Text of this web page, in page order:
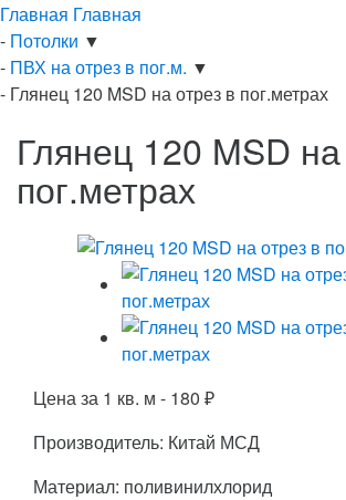
Главная Главная
- Потолки ▼
- ПВХ на отрез в пог.м. ▼
- Глянец 120 MSD на отрез в пог.метрах
Глянец 120 MSD
пог.метрах
Цена за 1 кв. м - 180 ₽
Производитель: Китай МСД
Материал: поливинилхлорид